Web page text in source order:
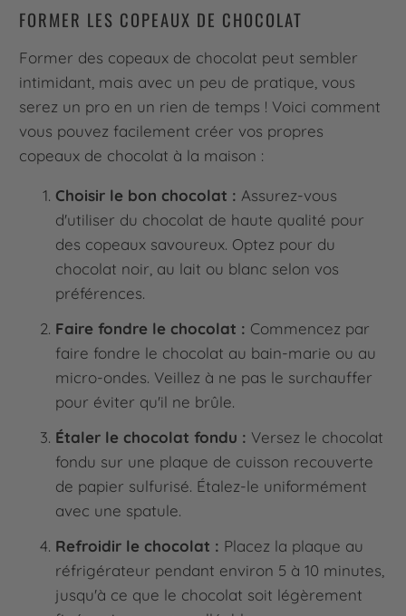
FORMER LES COPEAUX DE CHOCOLAT
Former des copeaux de chocolat peut sembler
intimidant, mais avec un peu de pratique, vous
serez un pro en un rien de temps ! Voici comment
vous pouvez facilement créer vos propres
copeaux de chocolat à la maison :
Choisir le bon chocolat : Assurez-vous
d'utiliser du chocolat de haute qualité pour
des copeaux savoureux. Optez pour du
chocolat noir, au lait ou blanc selon vos
préférences.
Faire fondre le chocolat : Commencez par
faire fondre le chocolat au bain-marie ou au
micro-ondes. Veillez à ne pas le surchauffer
pour éviter qu'il ne brûle.
Étaler le chocolat fondu : Versez le chocolat
fondu sur une plaque de cuisson recouverte
de papier sulfurisé. Étalez-le uniformément
avec une spatule.
Refroidir le chocolat : Placez la plaque au
réfrigérateur pendant environ 5 à 10 minutes,
jusqu'à ce que le chocolat soit légèrement